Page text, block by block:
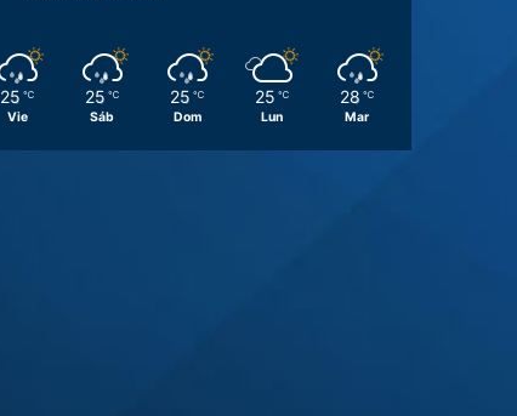
25 ℃
Vie
25 ℃
Sáb
25 ℃
Dom
25 ℃
Lun
28 ℃
Mar